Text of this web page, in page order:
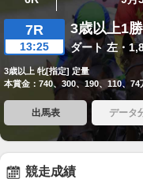
7R
13:25
3歳以上1
ダート 左・
3歳以上 牝[指定] 定量
本賞金：740、300、190、110、74
出馬表 データ
競走成績